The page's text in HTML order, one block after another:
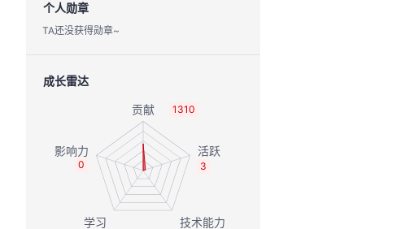
个人勋章
TA还没获得勋章~
成长雷达
1310
3
0